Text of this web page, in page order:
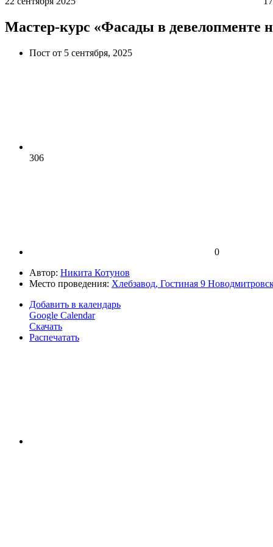
Мастер-курс «Фасады в девелопменте
Пост от 5 сентября, 2025
306
0
Автор: Никита Котунов
Место проведения: Хлебзавод, Гостиная 9
Добавить в календарь
Google Calendar
Скачать
Распечатать